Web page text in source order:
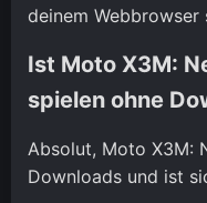
deinem Webbrowser
Ist Moto X3M:
spielen ohne
Absolut, Moto X3M:
Downloads und ist